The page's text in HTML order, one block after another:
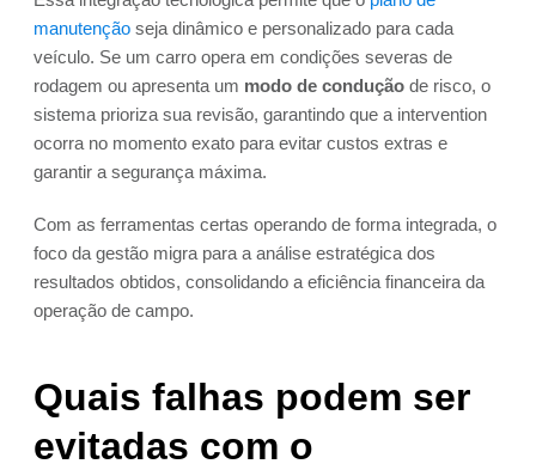
manutenção seja dinâmico e personalizado para cada
veículo. Se um carro opera em condições severas de
rodagem ou apresenta um modo de condução de risco, o
sistema prioriza sua revisão, garantindo que a intervention
ocorra no momento exato para evitar custos extras e
garantir a segurança máxima.
Com as ferramentas certas operando de forma integrada, o
foco da gestão migra para a análise estratégica dos
resultados obtidos, consolidando a eficiência financeira da
operação de campo.
Quais falhas podem ser
evitadas com o